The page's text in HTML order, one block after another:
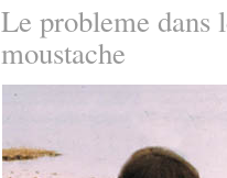
Le probleme dans
moustache